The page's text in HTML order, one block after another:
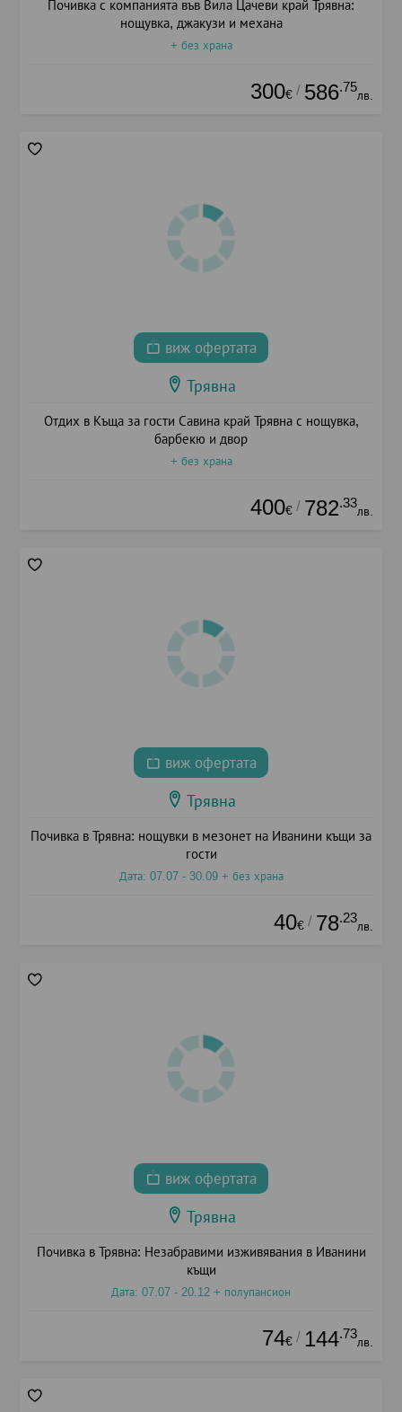
Почивка с компанията във Вила Цачеви край Трявна:
нощувка, джакузи и механа
+ без храна
300€ / 586.75
лв.
виж офертата
Трявна
Отдих в Къща за гости Савина край Трявна с нощувка,
барбекю и двор
+ без храна
400€ / 782.33
лв.
виж офертата
Трявна
Почивка в Трявна: нощувки в мезонет на Иванини къщи за
гости
Дата: 07.07 - 30.09 + без храна
40€ / 78.23
лв.
виж офертата
Трявна
Почивка в Трявна: Незабравими изживявания в Иванини
къщи
Дата: 07.07 - 20.12 + полупансион
74€ / 144.73
лв.